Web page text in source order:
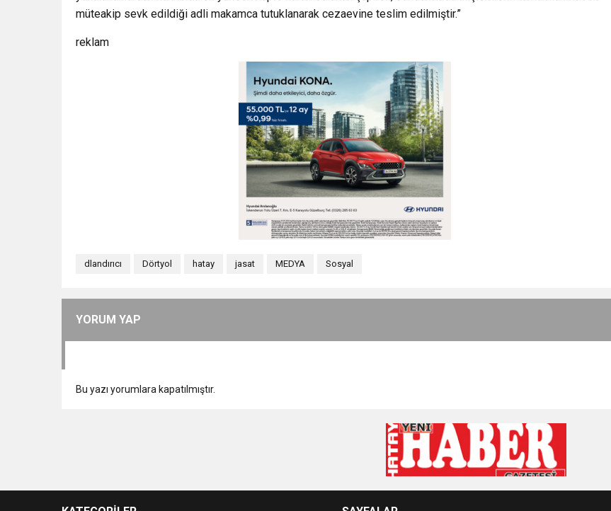
müteakip sevk edildiği adli makamca tutuklanarak cezaevine teslim edilmiştir.”
reklam
dlandırıcı Dörtyol hatay jasat MEDYA Sosyal
YORUM YAP
Bu yazı yorumlara kapatılmıştır.